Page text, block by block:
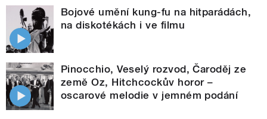
Bojové umění kung-fu na hitparádách,
na diskotékách i ve filmu
Pinocchio, Veselý rozvod, Čaroděj ze
země Oz, Hitchcockův horor –
oscarové melodie v jemném podání